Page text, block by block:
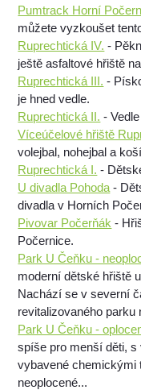
Pumtrack Horní
můžete vyzkoušet
Ruprechtická IV. -
ještě asfaltové hřiště
Ruprechtická III. -
je hned vedle.
Ruprechtická II. -
Víceúčelové hřiště
volejbal, nohejbal a
Ruprechtická I. -
U divadla Pohoda -
divadla v Horních
Pivovar Počerňák -
Počernice.
Park U Čeňku -
moderní dětské hřiště
Nachází se v severní
revitalizovaného parku
Park U Čeňku -
spíše pro menší děti,
vybavené chemickými
neoplocené...